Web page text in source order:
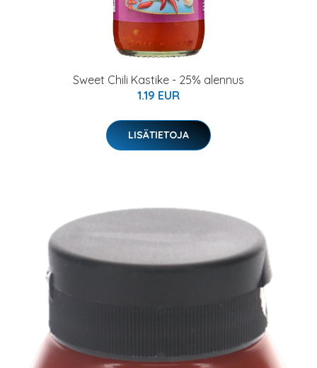
Sweet Chili Kastike - 25% alennus
1.19 EUR
LISÄTIETOJA